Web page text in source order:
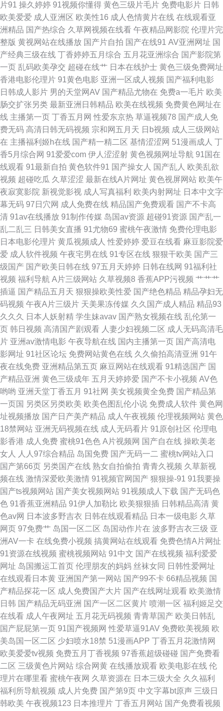
地 男人天堂a片 男人的天堂阴色网 免费黄色影视 欧美综合婷婷 欧美色色综
合 欧美群交网 欧美色人妖 欧美性网 欧美性交一区二区 黄色污版 男人天堂狠
狠操 欧美成人集中 免费人成黄页在线 蜜桃精品一 另类人妖网站 老湿机视频
网站 狼友超碰 久久婷婷超碰人妻 欧美性爱www 青青草福利导航 人人摸人人
摸 人人操夜夜爽 日本女抠逼 日韩三级欧美三级 天美免费mv 午夜福利狼友网
亚洲l色图 99久久偷窥 超碰在线人 成人午夜福利av 成人小网站 丰满人妻无
码 91prontv 伊人91在线观看 91精品拳交 99碰碰视频 Av夜福利 国产系列
WWW 九一自拍com 老司机久草 欧美国产日韩成人 欧洲日一区精品 日韩二
页 伪娘自慰视频 伊人精品网 最新的黄色网址 91青青碰
片91 操久婷婷 91视频你懂得 黄色三级片毛片 免费电影片 日韩
欧美爱爱 成人亚洲区 欧美性16 成人色情黄片在线 在线观看亚
洲精品 国产热综合 久草网视频在线看 午夜精品网影院 伦理片完
整版 黄视网站在线播放 国产片自拍 国产在线91 AV亚洲网址 国
产经典三级在线 丁香婷婷五月综合 五月花亚洲综合 国产影院第
一页 乱码欧美孕交 超碰在线艹 日本在线护士 黄色三级免费网址
香港电影伦理片 91黄色电影 亚洲一区成人视频 国产福利电影
日韩成人影片 男的天堂网AV 国产精品尤物在 免费a一毛片 欧美
肠交扩张另类 最新亚洲日韩精品 欧美在线视频 免费黄色网址在
线 主播第一页 丁香五月网 性爱东京热 草逼视频78 国产成人免
费无码 高清日韩无码视频 宗和网五月天 日b视频 成人三级网站
在 主播福利姬h在线 国产精一精二区 基情涩涩网 51漫画成人 丁
香5月综合网 91爱爱com 伊人涩涩射 黄色视频网址导航 91国在
线观看 91最新自拍 黄色软件91 国产操女人 国产乱人 欧美乱欲
视频 超碰吃瓜 久草涩涩 最新在线A片网址 黄色视屏网站 欧美午
夜寂寞影院 新视觉影视 成人写真福利 欧美内射网址 日本中文字
幕无码 97日穴网 成人免费在线 精品国产免费观看 国产不卡高
清 91av在线播放 91制作传媒 岛国av资源 超碰91资源 国产乱一
乱二乱三 日韩美女直播 91尤物69 蜜桃午夜激情 免费伦理电影
日本电影伦理片 黄瓜视频成人 性爱婷婷 爱豆在线看 麻豆影院爱
爱 成人软件视频 午夜宅男在线 91专区在线 狠狠干欧美 国产三
级国产 国产欧美日韩在线 97五月天婷婷 日韩在线网 91福利社
视频 福利导航 A片三级网站 久草视频8 香蕉APP污视频 艹艹艹
插逼 国产精品五月天 狠狠操欧美性爱 国产绝色精品 精品孕妇无
码视频 午夜A片三级片 天美果冻传媒 久久国产成人精品 精品93
久久久
日本人妖射精 学生妹avav 国产熟女视频在线 乱伦第一
页 韩日视频 高清国产剧观看 人妻少妇视频二区 成人无码高清毛
片 亚洲av激情电影 午夜导航在线 国内主播第一页 国产高清电
影网址 91社区论坛 免费网站黄色在线 久久偷拍高清亚洲 91午
夜在线免费 亚洲精品第五页 麻豆网站在线观看 91精选国产 国
产精品亚洲 黄色三级成年 五月天婷婷爱 国产不卡小视频 AV色
哟哟 亚洲天堂丁香五月 91社网 美女视频黄全免费 国产精品第
一页国 另类区另类欧美 欧美色图乱伦小说 免费成人软件 黄色网
址视频播放 国产日产美产精品 成人午夜视频 伦理视频网站 黄色
18禁网站 亚洲无码视频在线 成人无码看片 91原创社区 伦理电
影香港 成人免费 蜜桃91色色 A片视频网 国产自在线 操欧美老
女人
人人97综合精品 岛国免费 国产无码一二 蜜桃tv网站入口
国产第66页 另类国产在线 熟女自拍偷拍 青青久视频 久草新视
频在线 激情深爱欧美激情 91视频官网国产 狠狠操-91 91我要操
国产ts视频网站 国产美女视频网站 91视频成人下载 国产无码色
色 91香蕉亚洲精品 91伊人加勒比 欧美狠狠插 日韩精品高清 黄
色av网 日本波多野吉衣 日韩在线观看精品 日本一级电影 久草
网页 97免费艹 岛国一区二区 岛国动作片在 波多野吉衣三级 亚
洲AV一卡 在线免费小视频 搞黄网站在线观看 免费色情A片网扯
91资源在线视频 蜜桃视频网站 91中文 国产在线视频 福利爱爱
网址 岛国搬运工首页 伦理朋友的妈妈 丝袜女同 日韩性爱网址
在线观看日本黄 亚洲国产第一网站 国产99不卡 66精品视频 国
产精品探花一区 成人免费国产大片 国产在线网址观看 欧美激情
日韩 国产精品无码亚洲 国产一区二区黄片 喷潮一区 福利姬足交
在线看 成人午夜网址 五月花无码视频 青青草国产 欧美日韩乱
国产屁屁第一页 91国产视频网 性爱草逼91AV 免费欧美视频 欧
美岛国一区二区 少妇喷水18禁 51漫画APP 丁香五月花激情网
欧美爱爱tv视频 免费五月丁香视频 97香蕉超级碰碰 国产免费看
二区 三级黄色片网站 综合网黄 在线播放观看 欧美电影在线 伦
理片在哪里看 蜜桃午夜网 久草资源在 日本三级大全 久久福利
福利所导航视频 成人片免费 国产第9页 中文字幕bt原声 三级日
韩欧美 午夜视频123 日本推理片 丁香五月网站 国产免费看视频